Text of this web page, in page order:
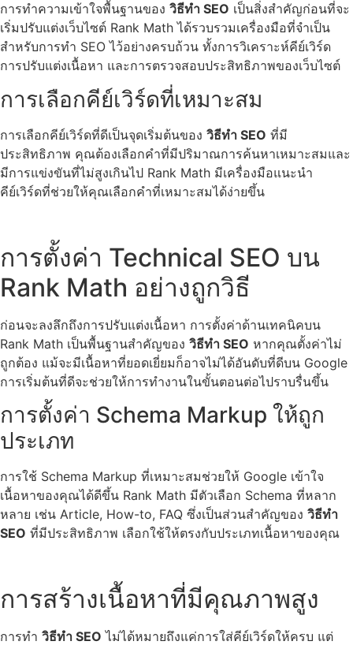
การทำความเข้าใจพื้นฐานของ วิธีทำ SEO เป็นสิ่งสำคัญก่อนที่จะ
เริ่มปรับแต่งเว็บไซต์ Rank Math ได้รวบรวมเครื่องมือที่จำเป็น
สำหรับการทำ SEO ไว้อย่างครบถ้วน ทั้งการวิเคราะห์คีย์เวิร์ด
การปรับแต่งเนื้อหา และการตรวจสอบประสิทธิภาพของเว็บไซต์
การเลือกคีย์เวิร์ดที่เหมาะสม
การเลือกคีย์เวิร์ดที่ดีเป็นจุดเริ่มต้นของ วิธีทำ SEO ที่มี
ประสิทธิภาพ คุณต้องเลือกคำที่มีปริมาณการค้นหาเหมาะสมและ
มีการแข่งขันที่ไม่สูงเกินไป Rank Math มีเครื่องมือแนะนำ
คีย์เวิร์ดที่ช่วยให้คุณเลือกคำที่เหมาะสมได้ง่ายขึ้น
การตั้งค่า Technical SEO บน
Rank Math อย่างถูกวิธี
ก่อนจะลงลึกถึงการปรับแต่งเนื้อหา การตั้งค่าด้านเทคนิคบน
Rank Math เป็นพื้นฐานสำคัญของ วิธีทำ SEO หากคุณตั้งค่าไม่
ถูกต้อง แม้จะมีเนื้อหาที่ยอดเยี่ยมก็อาจไม่ได้อันดับที่ดีบน Google
การเริ่มต้นที่ดีจะช่วยให้การทำงานในขั้นตอนต่อไปราบรื่นขึ้น
การตั้งค่า Schema Markup ให้ถูก
ประเภท
การใช้ Schema Markup ที่เหมาะสมช่วยให้ Google เข้าใจ
เนื้อหาของคุณได้ดีขึ้น Rank Math มีตัวเลือก Schema ที่หลาก
หลาย เช่น Article, How-to, FAQ ซึ่งเป็นส่วนสำคัญของ วิธีทำ
SEO ที่มีประสิทธิภาพ เลือกใช้ให้ตรงกับประเภทเนื้อหาของคุณ
การสร้างเนื้อหาที่มีคุณภาพสูง
การทำ วิธีทำ SEO ไม่ได้หมายถึงแค่การใส่คีย์เวิร์ดให้ครบ แต่